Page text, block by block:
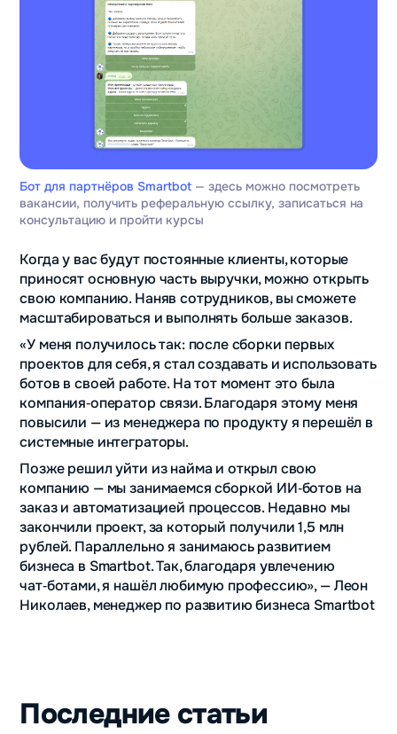
Бот для партнёров Smartbot— здесь можно посмотреть
вакансии, получить реферальную ссылку, записаться на
консультацию и пройти курсы
Когда у вас будут постоянные клиенты, которые
приносят основную часть выручки, можно открыть
свою компанию. Наняв сотрудников, вы сможете
масштабироваться и выполнять больше заказов.
«У меня получилось так: после сборки первых
проектов для себя, я стал создавать и использовать
ботов в своей работе. На тот момент это была
компания‑оператор связи. Благодаря этому меня
повысили — из менеджера по продукту я перешёл в
системные интеграторы.
Позже решил уйти из найма и открыл свою
компанию — мы занимаемся сборкой ИИ‑ботов на
заказ и автоматизацией процессов. Недавно мы
закончили проект, за который получили 1,5 млн
рублей. Параллельно я занимаюсь развитием
бизнеса в Smartbot. Так, благодаря увлечению
чат‑ботами, я нашёл любимую профессию», — Леон
Николаев, менеджер по развитию бизнеса Smartbot
Последние статьи